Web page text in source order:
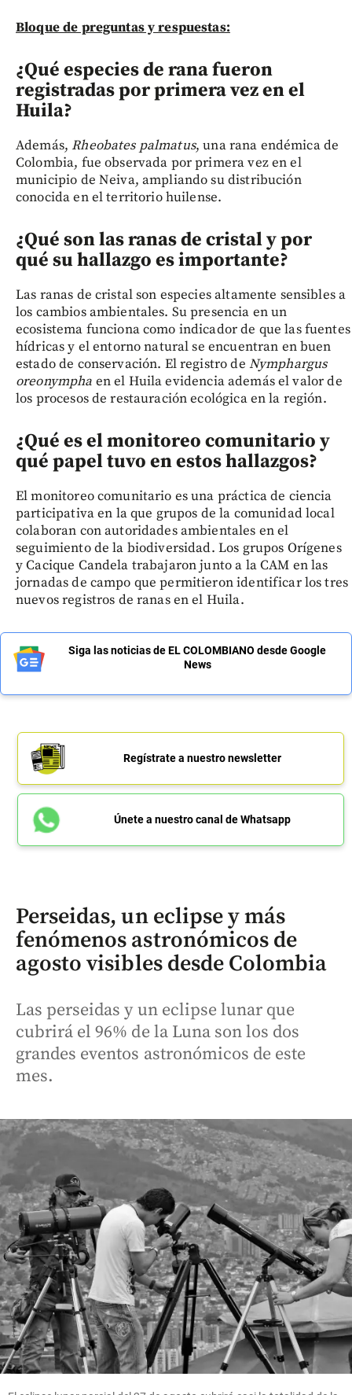
Bloque de preguntas y respuestas:
¿Qué especies de rana fueron
registradas por primera vez en el
Huila?
Además,Rheobates palmatus, una rana endémica de
Colombia, fue observada por primera vez en el
municipio de Neiva, ampliando su distribución
conocida en el territorio huilense.
¿Qué son las ranas de cristal y por
qué su hallazgo es importante?
Las ranas de cristal son especies altamente sensibles a
los cambios ambientales. Su presencia en un
ecosistema funciona como indicador de que las fuentes
hídricas y el entorno natural se encuentran en buen
estado de conservación. El registro de Nymphargus
oreonympha en el Huila evidencia además el valor de
los procesos de restauración ecológica en la región.
¿Qué es el monitoreo comunitario y
qué papel tuvo en estos hallazgos?
El monitoreo comunitario es una práctica de ciencia
participativa en la que grupos de la comunidad local
colaboran con autoridades ambientales en el
seguimiento de la biodiversidad. Los grupos Orígenes
y Cacique Candela trabajaron junto a la CAM en las
jornadas de campo que permitieron identificar los tres
nuevos registros de ranas en el Huila.
Siga las noticias de EL COLOMBIANO desde Google
News
Regístrate a nuestro newsletter
Únete a nuestro canal de Whatsapp
Perseidas, un eclipse y más
fenómenos astronómicos de
agosto visibles desde Colombia
Las perseidas y un eclipse lunar que
cubrirá el 96% de la Luna son los dos
grandes eventos astronómicos de este
mes.